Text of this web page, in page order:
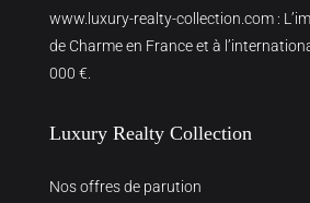
www.luxury-realty-collection.com :
de Charme en France et à
000 €.
Luxury Realty Collection
Nos offres de parution